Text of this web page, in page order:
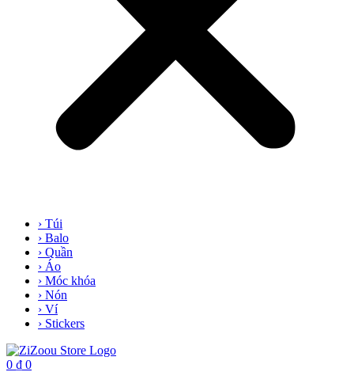
› Túi
› Balo
› Quần
› Áo
› Móc khóa
› Nón
› Ví
› Stickers
0 ₫ 0